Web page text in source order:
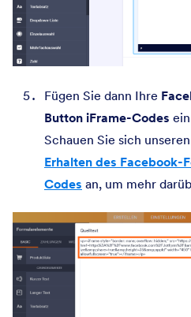
Fügen Sie dann Ihre
Button iFrame-Codes
Schauen Sie sich
Erhalten des Facebook-
Codes an, um mehr